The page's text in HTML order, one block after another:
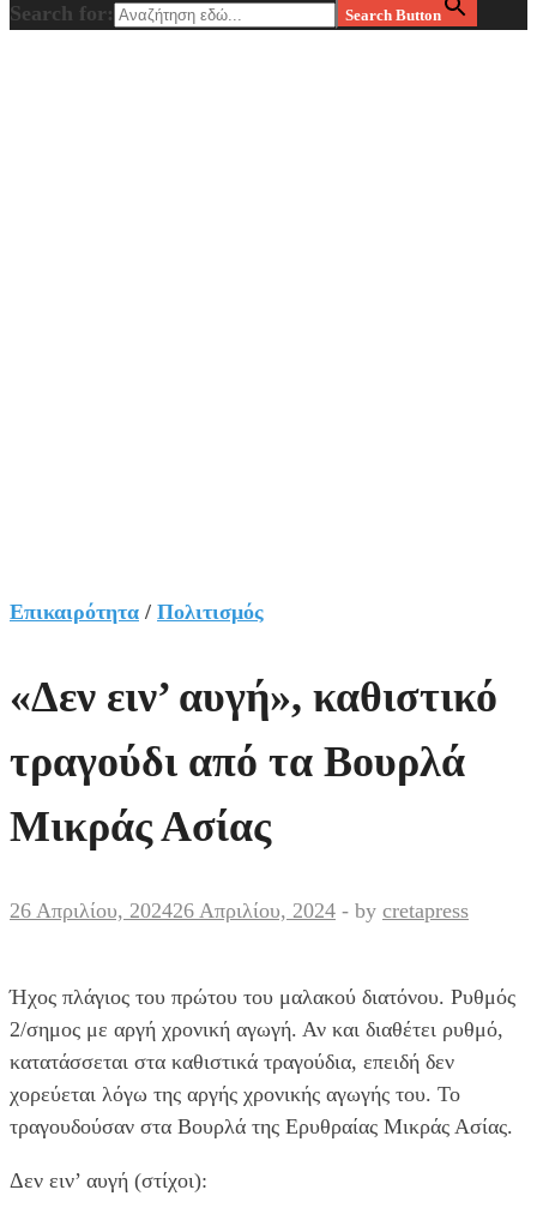
Search for: Search Button
Επικαιρότητα / Πολιτισμός
«Δεν ειν’ αυγή», καθιστικό
τραγούδι από τα Βουρλά
Μικράς Ασίας
26 Απριλίου, 202426 Απριλίου, 2024 - by cretapress
Ήχος πλάγιος του πρώτου του μαλακού διατόνου. Ρυθμός
2/σημος με αργή χρονική αγωγή. Αν και διαθέτει ρυθμό,
κατατάσσεται στα καθιστικά τραγούδια, επειδή δεν
χορεύεται λόγω της αργής χρονικής αγωγής του. Το
τραγουδούσαν στα Βουρλά της Ερυθραίας Μικράς Ασίας.
Δεν ειν’ αυγή (στίχοι):